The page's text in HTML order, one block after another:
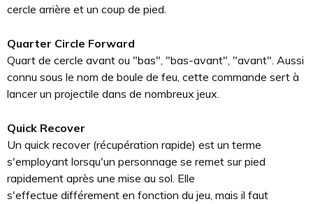
cercle arrière et un coup de pied.
Quarter Circle Forward
Quart de cercle avant ou "bas", "bas-avant", "avant". Aussi
connu sous le nom de boule de feu, cette commande sert à
lancer un projectile dans de nombreux jeux.
Quick Recover
Un quick recover (récupération rapide) est un terme
s'employant lorsqu'un personnage se remet sur pied
rapidement après une mise au sol. Elle
s'effectue différement en fonction du jeu, mais il faut